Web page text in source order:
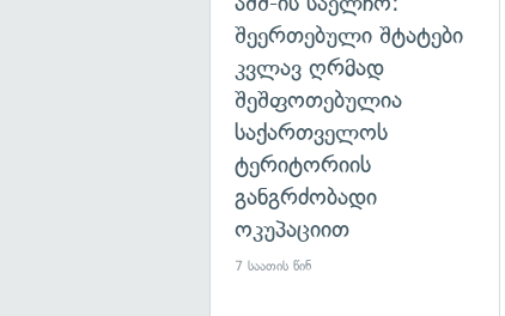
შეერთებული შტატები
კვლავ ღრმად
შეშფოთებულია
საქართველოს
ტერიტორიის
განგრძობადი
ოკუპაციით
7 საათის წინ